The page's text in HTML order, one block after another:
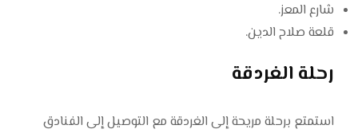
شارع المعز.
قلعة صلاح الدين.
رحلة الغردقة
استمتع برحلة مريحة إلى الغردقة مع التوصيل إلى الفنادق